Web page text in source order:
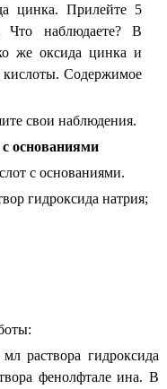
цинка. Прилейте 5
Что наблюдаете? В
же оксида цинка и
кислоты. Содержимое
свои наблюдения.
основаниями
с основаниями.
гидроксида натрия;
раствора гидроксида
фенолфтале ина. В